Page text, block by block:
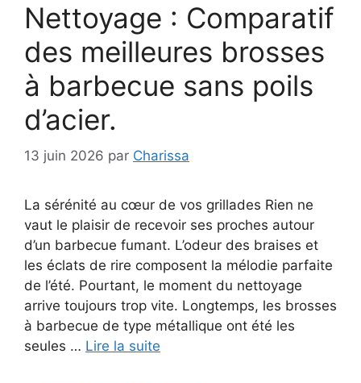
Nettoyage : Comparatif
des meilleures brosses
à barbecue sans poils
d’acier.
13 juin 2026 par Charissa
La sérénité au cœur de vos grillades Rien ne
vaut le plaisir de recevoir ses proches autour
d’un barbecue fumant. L’odeur des braises et
les éclats de rire composent la mélodie parfaite
de l’été. Pourtant, le moment du nettoyage
arrive toujours trop vite. Longtemps, les brosses
à barbecue de type métallique ont été les
seules … Lire la suite